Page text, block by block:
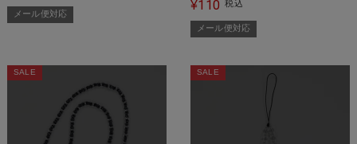
メール便対応
¥110 税込
メール便対応
SALE SALE